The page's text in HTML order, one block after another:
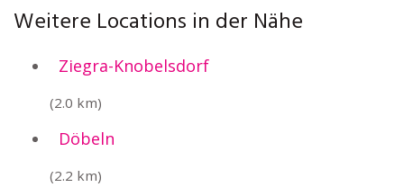
Weitere Locations in der Nähe
Ziegra-Knobelsdorf
(2.0 km)
Döbeln
(2.2 km)